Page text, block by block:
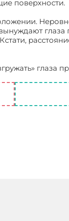
поверхности.
глаза
глаза